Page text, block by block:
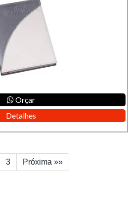
Orçar
Detalhes
3 Próxima »»